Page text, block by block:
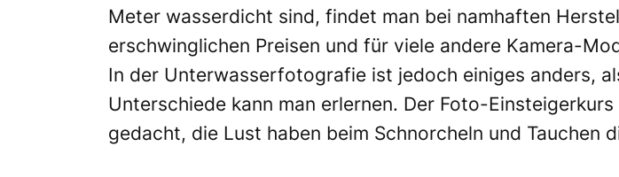
Meter wasserdicht sind, findet man bei namhaften
erschwinglichen Preisen und für viele andere Kamera-
In der Unterwasserfotografie ist jedoch einiges anders,
Unterschiede kann man erlernen. Der Foto-
gedacht, die Lust haben beim Schnorcheln und Tauchen